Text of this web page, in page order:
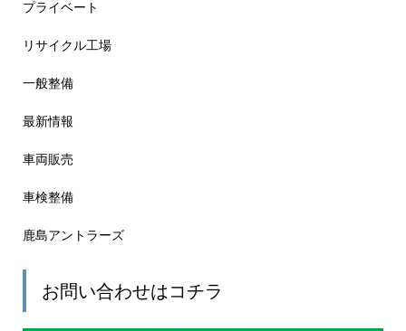
プライベート
リサイクル工場
一般整備
最新情報
車両販売
車検整備
鹿島アントラーズ
お問い合わせはコチラ